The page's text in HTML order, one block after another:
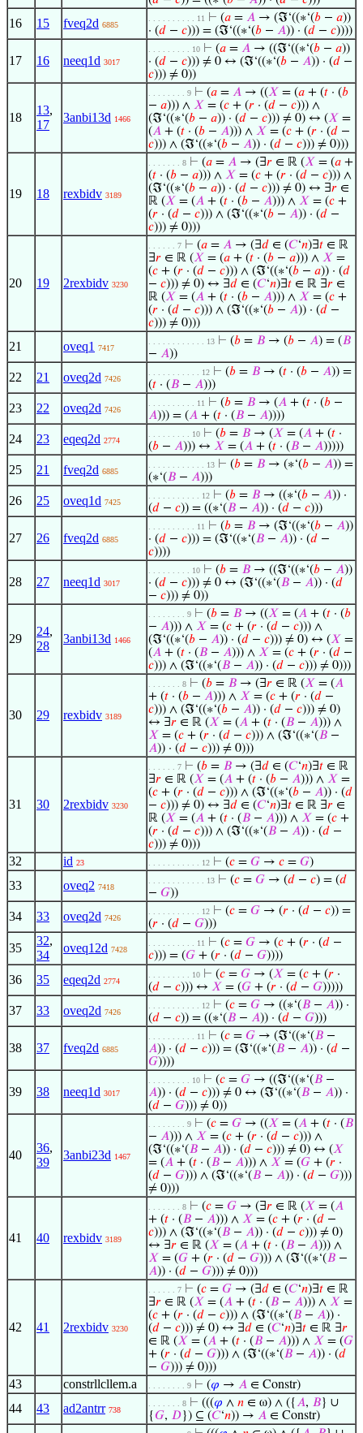
16 15 fveq2d 6885
. . . . . . . . . . 11 ⊢ (𝑎 = 𝐴 → (ℑ‘((∗‘(𝑏 − 𝑎))
· (𝑑 − 𝑐))) = (ℑ‘((∗‘(𝑏 − 𝐴)) · (𝑑 − 𝑐))))
17 16 neeq1d 3017
. . . . . . . . . 10 ⊢ (𝑎 = 𝐴 → ((ℑ‘((∗‘(𝑏 − 𝑎))
· (𝑑 − 𝑐))) ≠ 0 ↔ (ℑ‘((∗‘(𝑏 − 𝐴)) · (𝑑 −
𝑐))) ≠ 0))
18
13,
17
3anbi13d 1466
. . . . . . . . 9 ⊢ (𝑎 = 𝐴 → ((𝑋 = (𝑎 + (𝑡 · (𝑏
− 𝑎))) ∧ 𝑋 = (𝑐 + (𝑟 · (𝑑 − 𝑐))) ∧
(ℑ‘((∗‘(𝑏 − 𝑎)) · (𝑑 − 𝑐))) ≠ 0) ↔ (𝑋 =
(𝐴 + (𝑡 · (𝑏 − 𝐴))) ∧ 𝑋 = (𝑐 + (𝑟 · (𝑑 −
𝑐))) ∧ (ℑ‘((∗‘(𝑏 − 𝐴)) · (𝑑 − 𝑐))) ≠ 0)))
19 18 rexbidv 3189
. . . . . . . 8 ⊢ (𝑎 = 𝐴 → (∃𝑟 ∈ ℝ (𝑋 = (𝑎 +
(𝑡 · (𝑏 − 𝑎))) ∧ 𝑋 = (𝑐 + (𝑟 · (𝑑 − 𝑐))) ∧
(ℑ‘((∗‘(𝑏 − 𝑎)) · (𝑑 − 𝑐))) ≠ 0) ↔ ∃𝑟 ∈
ℝ (𝑋 = (𝐴 + (𝑡 · (𝑏 − 𝐴))) ∧ 𝑋 = (𝑐 +
(𝑟 · (𝑑 − 𝑐))) ∧ (ℑ‘((∗‘(𝑏 − 𝐴)) · (𝑑 −
𝑐))) ≠ 0)))
20 19 2rexbidv 3230
. . . . . . 7 ⊢ (𝑎 = 𝐴 → (∃𝑑 ∈ (𝐶‘𝑛)∃𝑡 ∈ ℝ
∃𝑟 ∈ ℝ (𝑋 = (𝑎 + (𝑡 · (𝑏 − 𝑎))) ∧ 𝑋 =
(𝑐 + (𝑟 · (𝑑 − 𝑐))) ∧ (ℑ‘((∗‘(𝑏 − 𝑎)) · (𝑑
− 𝑐))) ≠ 0) ↔ ∃𝑑 ∈ (𝐶‘𝑛)∃𝑡 ∈ ℝ ∃𝑟 ∈
ℝ (𝑋 = (𝐴 + (𝑡 · (𝑏 − 𝐴))) ∧ 𝑋 = (𝑐 +
(𝑟 · (𝑑 − 𝑐))) ∧ (ℑ‘((∗‘(𝑏 − 𝐴)) · (𝑑 −
𝑐))) ≠ 0)))
21 oveq1 7417
. . . . . . . . . . . . 13 ⊢ (𝑏 = 𝐵 → (𝑏 − 𝐴) = (𝐵
− 𝐴))
22 21 oveq2d 7426
. . . . . . . . . . . 12 ⊢ (𝑏 = 𝐵 → (𝑡 · (𝑏 − 𝐴)) =
(𝑡 · (𝐵 − 𝐴)))
23 22 oveq2d 7426
. . . . . . . . . . 11 ⊢ (𝑏 = 𝐵 → (𝐴 + (𝑡 · (𝑏 −
𝐴))) = (𝐴 + (𝑡 · (𝐵 − 𝐴))))
24 23 eqeq2d 2774
. . . . . . . . . 10 ⊢ (𝑏 = 𝐵 → (𝑋 = (𝐴 + (𝑡 ·
(𝑏 − 𝐴))) ↔ 𝑋 = (𝐴 + (𝑡 · (𝐵 − 𝐴)))))
25 21 fveq2d 6885
. . . . . . . . . . . . 13 ⊢ (𝑏 = 𝐵 → (∗‘(𝑏 − 𝐴)) =
(∗‘(𝐵 − 𝐴)))
26 25 oveq1d 7425
. . . . . . . . . . . 12 ⊢ (𝑏 = 𝐵 → ((∗‘(𝑏 − 𝐴)) ·
(𝑑 − 𝑐)) = ((∗‘(𝐵 − 𝐴)) · (𝑑 − 𝑐)))
27 26 fveq2d 6885
. . . . . . . . . . 11 ⊢ (𝑏 = 𝐵 → (ℑ‘((∗‘(𝑏 − 𝐴))
· (𝑑 − 𝑐))) = (ℑ‘((∗‘(𝐵 − 𝐴)) · (𝑑 −
𝑐))))
28 27 neeq1d 3017
. . . . . . . . . 10 ⊢ (𝑏 = 𝐵 → ((ℑ‘((∗‘(𝑏 − 𝐴))
· (𝑑 − 𝑐))) ≠ 0 ↔ (ℑ‘((∗‘(𝐵 − 𝐴)) · (𝑑
− 𝑐))) ≠ 0))
29
24,
28
3anbi13d 1466
. . . . . . . . 9 ⊢ (𝑏 = 𝐵 → ((𝑋 = (𝐴 + (𝑡 · (𝑏
− 𝐴))) ∧ 𝑋 = (𝑐 + (𝑟 · (𝑑 − 𝑐))) ∧
(ℑ‘((∗‘(𝑏 − 𝐴)) · (𝑑 − 𝑐))) ≠ 0) ↔ (𝑋 =
(𝐴 + (𝑡 · (𝐵 − 𝐴))) ∧ 𝑋 = (𝑐 + (𝑟 · (𝑑 −
𝑐))) ∧ (ℑ‘((∗‘(𝐵 − 𝐴)) · (𝑑 − 𝑐))) ≠ 0)))
30 29 rexbidv 3189
. . . . . . . 8 ⊢ (𝑏 = 𝐵 → (∃𝑟 ∈ ℝ (𝑋 = (𝐴
+ (𝑡 · (𝑏 − 𝐴))) ∧ 𝑋 = (𝑐 + (𝑟 · (𝑑 −
𝑐))) ∧ (ℑ‘((∗‘(𝑏 − 𝐴)) · (𝑑 − 𝑐))) ≠ 0)
↔ ∃𝑟 ∈ ℝ (𝑋 = (𝐴 + (𝑡 · (𝐵 − 𝐴))) ∧
𝑋 = (𝑐 + (𝑟 · (𝑑 − 𝑐))) ∧ (ℑ‘((∗‘(𝐵 −
𝐴)) · (𝑑 − 𝑐))) ≠ 0)))
31 30 2rexbidv 3230
. . . . . . 7 ⊢ (𝑏 = 𝐵 → (∃𝑑 ∈ (𝐶‘𝑛)∃𝑡 ∈ ℝ
∃𝑟 ∈ ℝ (𝑋 = (𝐴 + (𝑡 · (𝑏 − 𝐴))) ∧ 𝑋 =
(𝑐 + (𝑟 · (𝑑 − 𝑐))) ∧ (ℑ‘((∗‘(𝑏 − 𝐴)) · (𝑑
− 𝑐))) ≠ 0) ↔ ∃𝑑 ∈ (𝐶‘𝑛)∃𝑡 ∈ ℝ ∃𝑟 ∈
ℝ (𝑋 = (𝐴 + (𝑡 · (𝐵 − 𝐴))) ∧ 𝑋 = (𝑐 +
(𝑟 · (𝑑 − 𝑐))) ∧ (ℑ‘((∗‘(𝐵 − 𝐴)) · (𝑑 −
𝑐))) ≠ 0)))
32 id 23 . . . . . . . . . . . 12 ⊢ (𝑐 = 𝐺 → 𝑐 = 𝐺)
33 oveq2 7418
. . . . . . . . . . . . 13 ⊢ (𝑐 = 𝐺 → (𝑑 − 𝑐) = (𝑑
− 𝐺))
34 33 oveq2d 7426
. . . . . . . . . . . 12 ⊢ (𝑐 = 𝐺 → (𝑟 · (𝑑 − 𝑐)) =
(𝑟 · (𝑑 − 𝐺)))
35
32,
34
oveq12d 7428
. . . . . . . . . . 11 ⊢ (𝑐 = 𝐺 → (𝑐 + (𝑟 · (𝑑 −
𝑐))) = (𝐺 + (𝑟 · (𝑑 − 𝐺))))
36 35 eqeq2d 2774
. . . . . . . . . 10 ⊢ (𝑐 = 𝐺 → (𝑋 = (𝑐 + (𝑟 ·
(𝑑 − 𝑐))) ↔ 𝑋 = (𝐺 + (𝑟 · (𝑑 − 𝐺)))))
37 33 oveq2d 7426
. . . . . . . . . . . 12 ⊢ (𝑐 = 𝐺 → ((∗‘(𝐵 − 𝐴)) ·
(𝑑 − 𝑐)) = ((∗‘(𝐵 − 𝐴)) · (𝑑 − 𝐺)))
38 37 fveq2d 6885
. . . . . . . . . . 11 ⊢ (𝑐 = 𝐺 → (ℑ‘((∗‘(𝐵 −
𝐴)) · (𝑑 − 𝑐))) = (ℑ‘((∗‘(𝐵 − 𝐴)) · (𝑑 −
𝐺))))
39 38 neeq1d 3017
. . . . . . . . . 10 ⊢ (𝑐 = 𝐺 → ((ℑ‘((∗‘(𝐵 −
𝐴)) · (𝑑 − 𝑐))) ≠ 0 ↔ (ℑ‘((∗‘(𝐵 − 𝐴)) ·
(𝑑 − 𝐺))) ≠ 0))
40
36,
39
3anbi23d 1467
. . . . . . . . 9 ⊢ (𝑐 = 𝐺 → ((𝑋 = (𝐴 + (𝑡 · (𝐵
− 𝐴))) ∧ 𝑋 = (𝑐 + (𝑟 · (𝑑 − 𝑐))) ∧
(ℑ‘((∗‘(𝐵 − 𝐴)) · (𝑑 − 𝑐))) ≠ 0) ↔ (𝑋
= (𝐴 + (𝑡 · (𝐵 − 𝐴))) ∧ 𝑋 = (𝐺 + (𝑟 ·
(𝑑 − 𝐺))) ∧ (ℑ‘((∗‘(𝐵 − 𝐴)) · (𝑑 − 𝐺)))
≠ 0)))
41 40 rexbidv 3189
. . . . . . . 8 ⊢ (𝑐 = 𝐺 → (∃𝑟 ∈ ℝ (𝑋 = (𝐴
+ (𝑡 · (𝐵 − 𝐴))) ∧ 𝑋 = (𝑐 + (𝑟 · (𝑑 −
𝑐))) ∧ (ℑ‘((∗‘(𝐵 − 𝐴)) · (𝑑 − 𝑐))) ≠ 0)
↔ ∃𝑟 ∈ ℝ (𝑋 = (𝐴 + (𝑡 · (𝐵 − 𝐴))) ∧
𝑋 = (𝐺 + (𝑟 · (𝑑 − 𝐺))) ∧ (ℑ‘((∗‘(𝐵 −
𝐴)) · (𝑑 − 𝐺))) ≠ 0)))
42 41 2rexbidv 3230
. . . . . . 7 ⊢ (𝑐 = 𝐺 → (∃𝑑 ∈ (𝐶‘𝑛)∃𝑡 ∈ ℝ
∃𝑟 ∈ ℝ (𝑋 = (𝐴 + (𝑡 · (𝐵 − 𝐴))) ∧ 𝑋 =
(𝑐 + (𝑟 · (𝑑 − 𝑐))) ∧ (ℑ‘((∗‘(𝐵 − 𝐴)) ·
(𝑑 − 𝑐))) ≠ 0) ↔ ∃𝑑 ∈ (𝐶‘𝑛)∃𝑡 ∈ ℝ ∃𝑟
∈ ℝ (𝑋 = (𝐴 + (𝑡 · (𝐵 − 𝐴))) ∧ 𝑋 = (𝐺
+ (𝑟 · (𝑑 − 𝐺))) ∧ (ℑ‘((∗‘(𝐵 − 𝐴)) · (𝑑
− 𝐺))) ≠ 0)))
43 constrllcllem.a . . . . . . . . 9 ⊢ (𝜑 → 𝐴 ∈ Constr)
44 43 ad2antrr 738
. . . . . . . 8 ⊢ (((𝜑 ∧ 𝑛 ∈ ω) ∧ ({𝐴, 𝐵} ∪
{𝐺, 𝐷}) ⊆ (𝐶‘𝑛)) → 𝐴 ∈ Constr)